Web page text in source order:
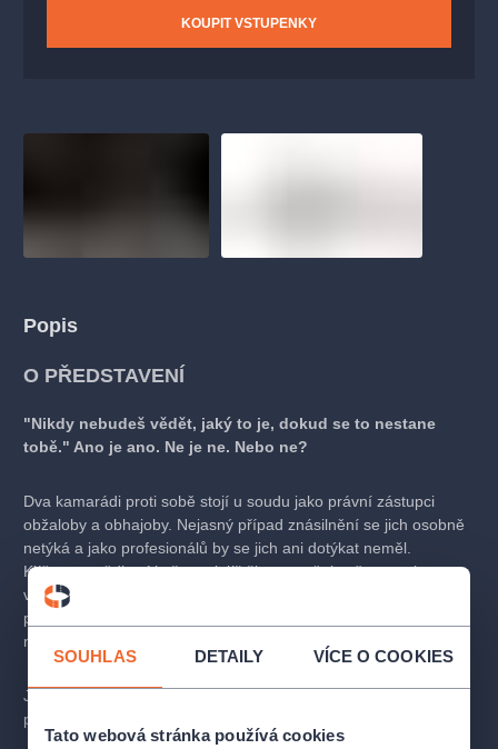
SOUHLAS DETAILY VÍCE O COOKIES
Tato webová stránka používá cookies
KOUPIT VSTUPENKY
Popis
O PŘEDSTAVENÍ
"Nikdy nebudeš vědět, jaký to je, dokud se to nestane
tobě." Ano je ano. Ne je ne. Nebo ne?
Dva kamarádi proti sobě stojí u soudu jako právní zástupci
obžaloby a obhajoby. Nejasný případ znásilnění se jich osobně
netýká a jako profesionálů by se jich ani dotýkat neměl.
Klíčovou svědkyní je žena, jejíž život a svět je přece na hony
vzdálený tomu jejich. Je ale úplně vyloučené, že by se jim něco
podobného mohlo stát? Když si svléknou talár a přijdou domů,
nemají co skrývat?
Je správné mít tajemství, a je možné je nemít? Jak velký je
prostor mezi pravdou a lží, a máme právo nevypovídat? Jak
různě se důkazy jeví v různém světle? A jak dobře známe